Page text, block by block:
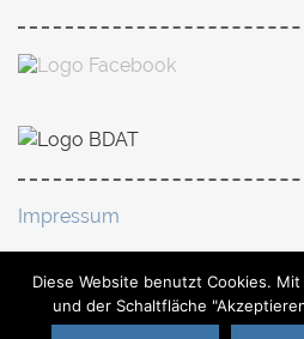
Impressum
Datenschutz
Diese Website benutzt Cookies.
und der Schaltfläche